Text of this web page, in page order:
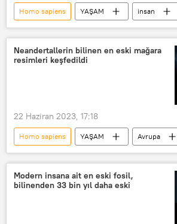
Homo sapiens YAŞAM
insan
Kafatası
Yüz
Kadın
Çek Cumhuriyeti
Çekya
Neandertallerin bilinen en eski mağara
resimleri keşfedildi
22 Haziran 2023, 17:18
Homo sapiens YAŞAM
Avrupa
Fransa
Keşif
Bilim
arkeolojik kazı
Mağara
gravür
Neandertal
Modern insana ait en eski fosil,
bilinenden 33 bin yıl daha eski